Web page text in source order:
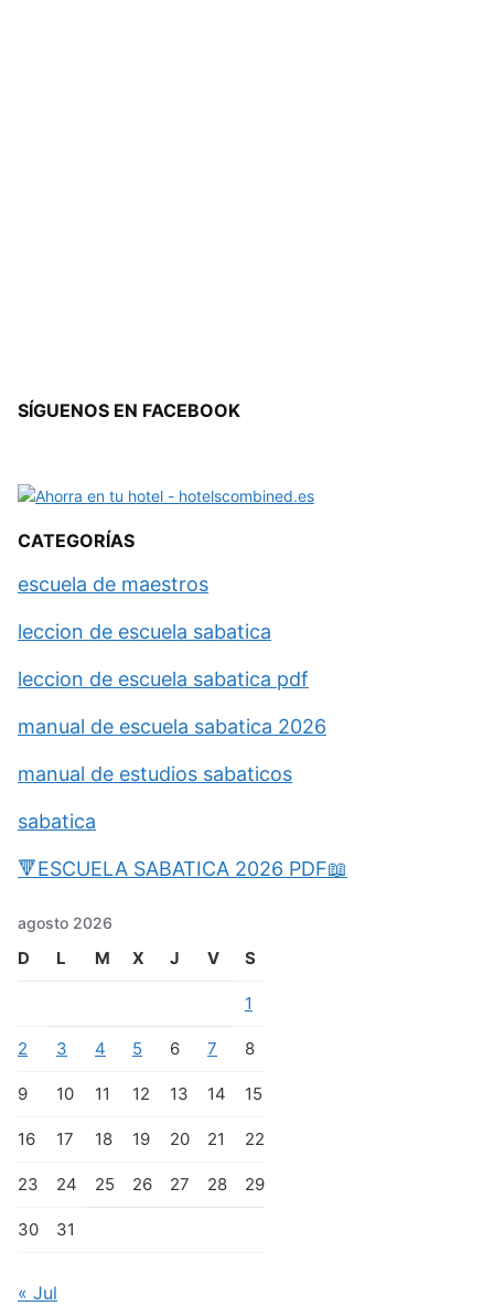
SÍGUENOS EN FACEBOOK
CATEGORÍAS
escuela de maestros
leccion de escuela sabatica
leccion de escuela sabatica pdf
manual de escuela sabatica 2026
manual de estudios sabaticos
sabatica
🔻ESCUELA SABATICA 2026 PDF📖
agosto 2026
D L M X J V S
1
2 3 4 5 6 7 8
9 10 11 12 13 14 15
16 17 18 19 20 21 22
23 24 25 26 27 28 29
30 31
« Jul